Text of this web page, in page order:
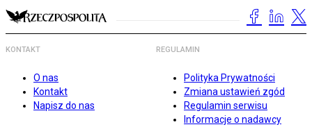
KONTAKT
O nas
Kontakt
Napisz do nas
REGULAMIN
Polityka Prywatności
Zmiana ustawień zgód
Regulamin serwisu
Informacje o nadawcy